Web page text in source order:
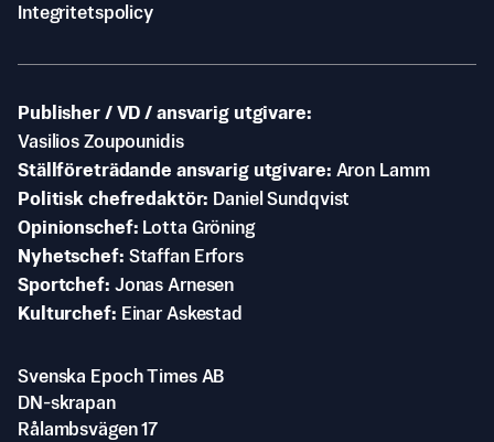
Integritetspolicy
Publisher / VD / ansvarig utgivare
Vasilios Zoupounidis
Ställföreträdande ansvarig utgivare Aron Lamm
Politisk chefredaktör
Daniel Sundqvist
Opinionschef
Lotta Gröning
Nyhetschef Staffan Erfors
Sportchef Jonas Arnesen
Kulturchef
Einar Askestad
Svenska Epoch Times AB
DN-skrapan
Rålambsvägen 17